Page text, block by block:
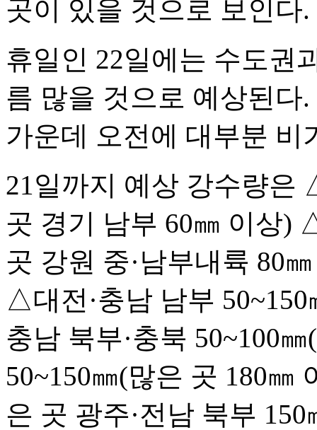
곳이 있을 것으로 보인다.
휴일인 22일에는 수도권
름 많을 것으로 예상된다
가운데 오전에 대부분 비
21일까지 예상 강수량은
곳 경기 남부 60㎜ 이상)
곳 강원 중·남부내륙 80
△대전·충남 남부
충남 북부·충북 50~100
50~150㎜(많은 곳 180㎜
은 곳 광주·전남 북부